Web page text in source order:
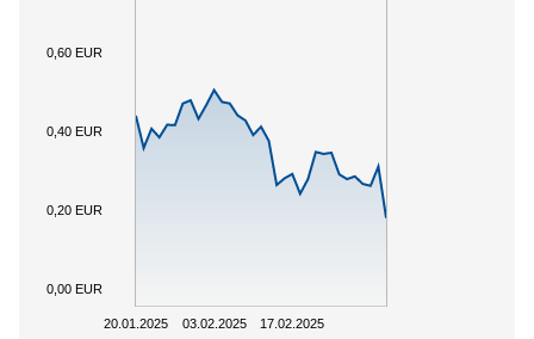
20.01.2025 03.02.2025 17.02.2025
0,00 EUR
0,20 EUR
0,40 EUR
0,60 EUR